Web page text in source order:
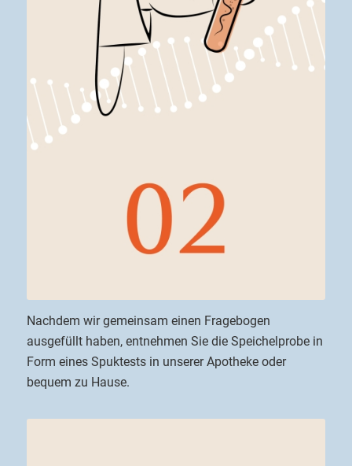
Nachdem wir gemeinsam einen Fragebogen
ausgefüllt haben, entnehmen Sie die Speichelprobe in
Form eines Spuktests in unserer Apotheke oder
bequem zu Hause.